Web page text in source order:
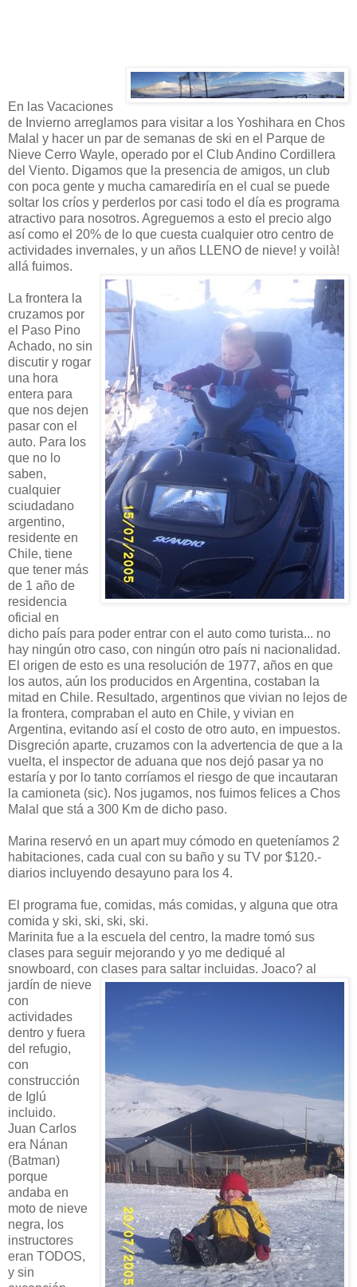
En las Vacaciones
de Invierno arreglamos para visitar a los Yoshihara en Chos
Malal y hacer un par de semanas de ski en el Parque de
Nieve Cerro Wayle, operado por el Club Andino Cordillera
del Viento. Digamos que la presencia de amigos, un club
con poca gente y mucha camarediría en el cual se puede
soltar los críos y perderlos por casi todo el día es programa
atractivo para nosotros. Agreguemos a esto el precio algo
así como el 20% de lo que cuesta cualquier otro centro de
actividades invernales, y un años LLENO de nieve! y voilà!
allá fuimos.
La frontera la
cruzamos por
el Paso Pino
Achado, no sin
discutir y rogar
una hora
entera para
que nos dejen
pasar con el
auto. Para los
que no lo
saben,
cualquier
sciudadano
argentino,
residente en
Chile, tiene
que tener más
de 1 año de
residencia
oficial en
dicho país para poder entrar con el auto como turista... no
hay ningún otro caso, con ningún otro país ni nacionalidad.
El origen de esto es una resolución de 1977, años en que
los autos, aún los producidos en Argentina, costaban la
mitad en Chile. Resultado, argentinos que vivian no lejos de
la frontera, compraban el auto en Chile, y vivian en
Argentina, evitando así el costo de otro auto, en impuestos.
Disgreción aparte, cruzamos con la advertencia de que a la
vuelta, el inspector de aduana que nos dejó pasar ya no
estaría y por lo tanto corríamos el riesgo de que incautaran
la camioneta (sic). Nos jugamos, nos fuimos felices a Chos
Malal que stá a 300 Km de dicho paso.
Marina reservó en un apart muy cómodo en queteníamos 2
habitaciones, cada cual con su baño y su TV por $120.-
diarios incluyendo desayuno para los 4.
El programa fue, comidas, más comidas, y alguna que otra
comida y ski, ski, ski, ski.
Marinita fue a la escuela del centro, la madre tomó sus
clases para seguir mejorando y yo me dediqué al
snowboard, con clases para saltar incluidas. Joaco? al
jardín de nieve
con
actividades
dentro y fuera
del refugio,
con
construcción
de Iglú
incluido.
Juan Carlos
era Nánan
(Batman)
porque
andaba en
moto de nieve
negra, los
instructores
eran TODOS,
y sin